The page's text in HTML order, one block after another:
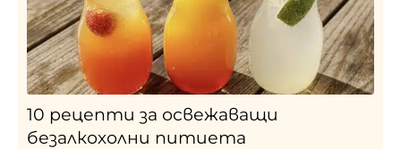
10 рецепти за освежаващи
безалкохолни питиета